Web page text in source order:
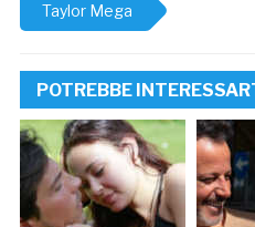
Taylor Mega
POTREBBE